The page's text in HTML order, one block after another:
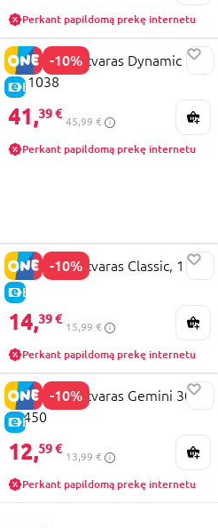
Perkant papildomą prekę internetu
-10%
E-KAINA
GUNTHER aitvaras Dynamic 1,4
m, 1038
41,39 €
45,99 €
Perkant papildomą prekę internetu
-10%
E-KAINA
GUNTHER aitvaras Classic, 1119
14,39 €
15,99 €
Perkant papildomą prekę internetu
-10%
E-KAINA
GUNTHER aitvaras Gemini 3000
, 1450
12,59 €
13,99 €
Perkant papildomą prekę internetu